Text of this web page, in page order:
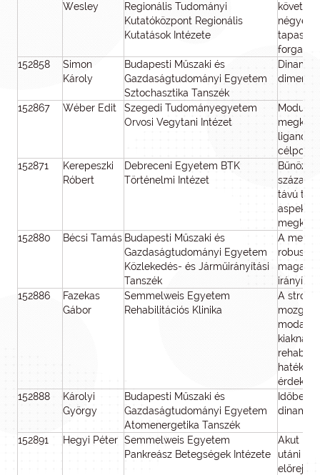
Wesley
Regionális Tudományi
Kutatóközpont Regionális
Kutatások Intézete
négyek
152858
Simon
Károly
Budapesti Műszaki és
Gazdaságtudományi Egyetem
Sztochasztika Tanszék
152867 Wéber Edit
Szegedi Tudományegyetem
Orvosi Vegytani Intézet
152871
Kerepeszki
Róbert
Debreceni Egyetem BTK
Történelmi Intézet
századi
távú
152880
Bécsi Tamás Budapesti Műszaki és
Gazdaságtudományi Egyetem
Közlekedés- és Járműirányítási
Tanszék
A
152886
Fazekas
Gábor
Semmelweis Egyetem
Rehabilitációs Klinika
A stroke
152888
Károlyi
György
Budapesti Műszaki és
Gazdaságtudományi Egyetem
Atomenergetika Tanszék
Időben
152891 Hegyi Péter Semmelweis Egyetem
Pankreász Betegségek Intézete
Akut
utáni